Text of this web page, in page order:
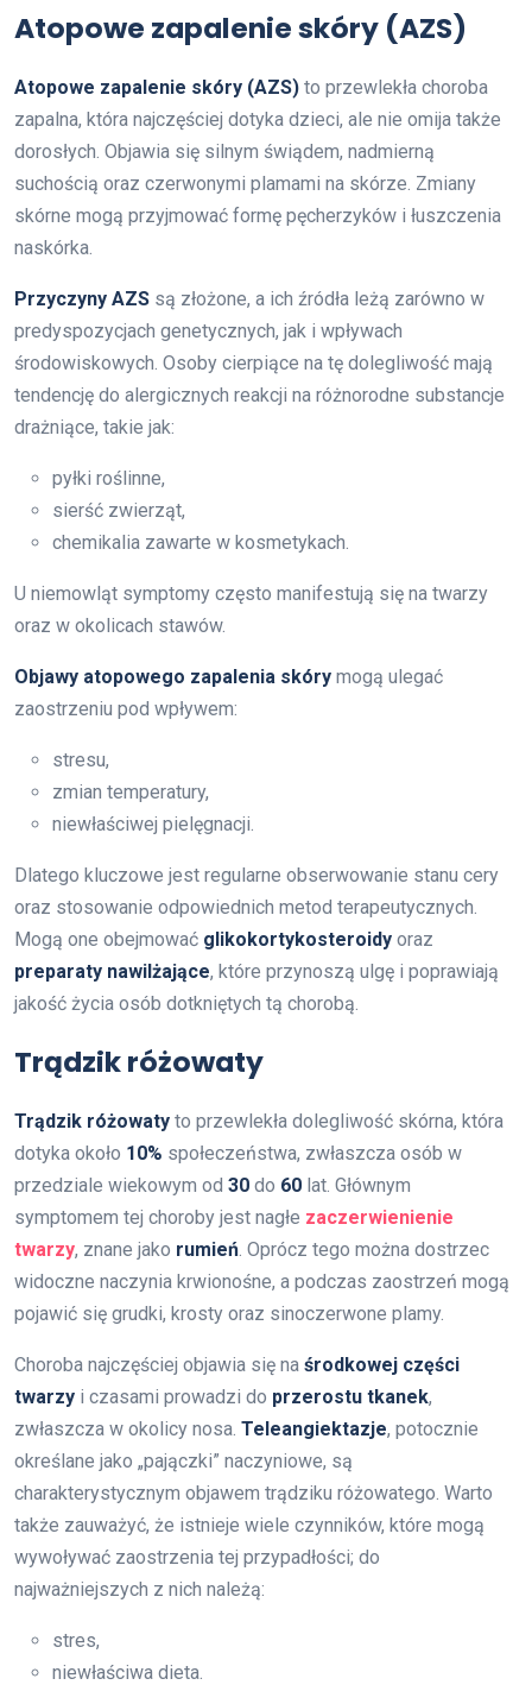
Atopowe zapalenie skóry (AZS)
Atopowe zapalenie skóry (AZS) to przewlekła choroba
zapalna, która najczęściej dotyka dzieci, ale nie omija także
dorosłych. Objawia się silnym świądem, nadmierną
suchością oraz czerwonymi plamami na skórze. Zmiany
skórne mogą przyjmować formę pęcherzyków i łuszczenia
naskórka.
Przyczyny AZS są złożone, a ich źródła leżą zarówno w
predyspozycjach genetycznych, jak i wpływach
środowiskowych. Osoby cierpiące na tę dolegliwość mają
tendencję do alergicznych reakcji na różnorodne substancje
drażniące, takie jak:
pyłki roślinne,
sierść zwierząt,
chemikalia zawarte w kosmetykach.
U niemowląt symptomy często manifestują się na twarzy
oraz w okolicach stawów.
Objawy atopowego zapalenia skóry mogą ulegać
zaostrzeniu pod wpływem:
stresu,
zmian temperatury,
niewłaściwej pielęgnacji.
Dlatego kluczowe jest regularne obserwowanie stanu cery
oraz stosowanie odpowiednich metod terapeutycznych.
Mogą one obejmować glikokortykosteroidy oraz
preparaty nawilżające, które przynoszą ulgę i poprawiają
jakość życia osób dotkniętych tą chorobą.
Trądzik różowaty
Trądzik różowaty to przewlekła dolegliwość skórna, która
dotyka około 10% społeczeństwa, zwłaszcza osób w
przedziale wiekowym od 30 do 60 lat. Głównym
symptomem tej choroby jest nagłe zaczerwienienie
twarzy, znane jako rumień . Oprócz tego można dostrzec
widoczne naczynia krwionośne, a podczas zaostrzeń mogą
pojawić się grudki, krosty oraz sinoczerwone plamy.
Choroba najczęściej objawia się na środkowej części
twarzy i czasami prowadzi do przerostu tkanek,
zwłaszcza w okolicy nosa. Teleangiektazje, potocznie
określane jako „pajączki” naczyniowe, są
charakterystycznym objawem trądziku różowatego. Warto
także zauważyć, że istnieje wiele czynników, które mogą
wywoływać zaostrzenia tej przypadłości; do
najważniejszych z nich należą:
stres,
niewłaściwa dieta.